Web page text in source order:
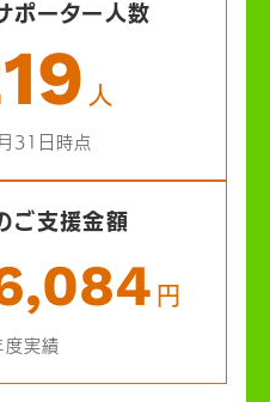
ーター人数
人
31日時点
支援金額
円
実績